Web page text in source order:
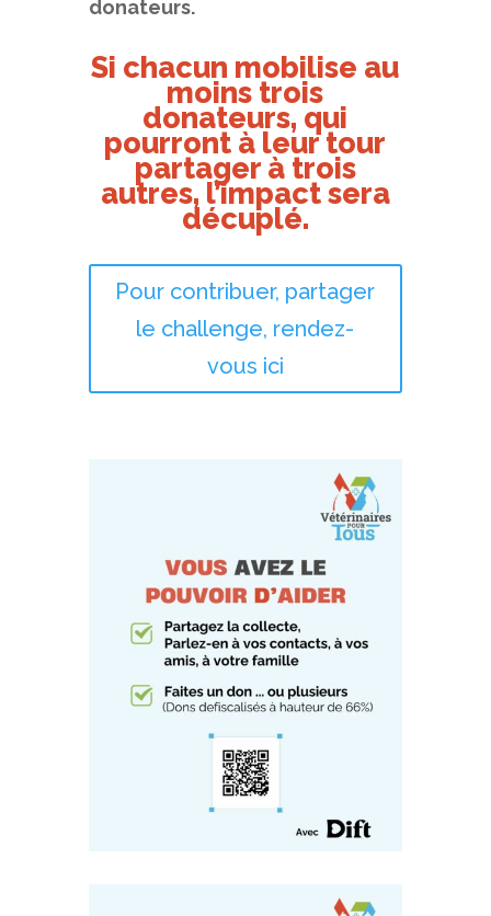
donateurs.
Si chacun mobilise au
moins trois
donateurs, qui
pourront à leur tour
partager à trois
autres, l’impact sera
décuplé.
Pour contribuer, partager
le challenge, rendez-
vous ici